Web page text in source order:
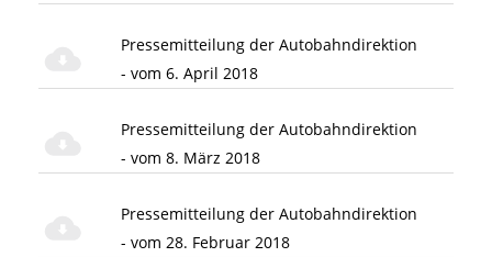
Pressemitteilung der Autobahndirektion
- vom 6. April 2018
Pressemitteilung der Autobahndirektion
- vom 8. März 2018
Pressemitteilung der Autobahndirektion
- vom 28. Februar 2018